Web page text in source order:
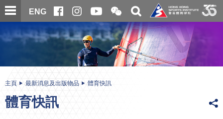
跳
至
內
ENG
開
合
微
信
二
維
碼
關
搜
尋
内
主頁 最新消息及出版物品 體育快訊
體育快訊